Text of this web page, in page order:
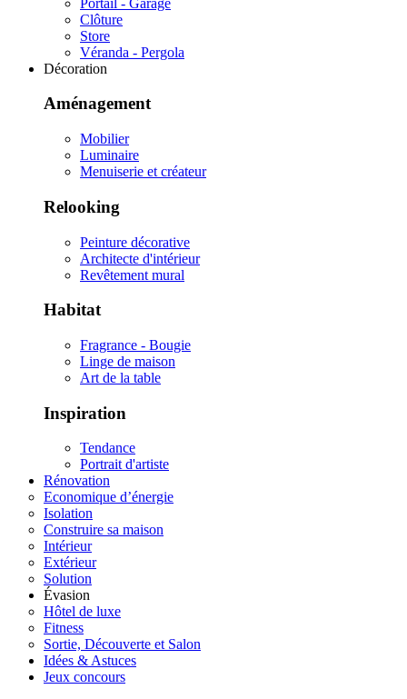
Clôture
Store
Véranda - Pergola
Décoration
Aménagement
Mobilier
Luminaire
Menuiserie et créateur
Relooking
Peinture décorative
Architecte d'intérieur
Revêtement mural
Habitat
Fragrance - Bougie
Linge de maison
Art de la table
Inspiration
Tendance
Portrait d'artiste
Rénovation
Economique d’énergie
Isolation
Construire sa maison
Intérieur
Extérieur
Solution
Évasion
Hôtel de luxe
Fitness
Sortie, Découverte et Salon
Idées & Astuces
Jeux concours